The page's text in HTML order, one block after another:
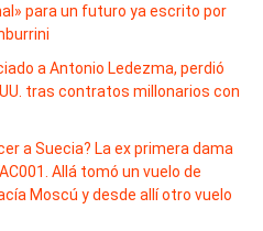
para un futuro ya escrito por
a Antonio Ledezma, perdió
tras contratos millonarios con
a Suecia? La ex primera dama
Allá tomó un vuelo de
Moscú y desde allí otro vuelo